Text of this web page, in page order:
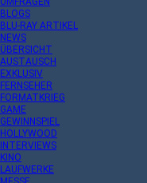
BLOGS
BLU-RAY ARTIKEL
NEWS
ÜBERSICHT
AUSTAUSCH
EXKLUSIV
FERNSEHER
FORMATKRIEG
GAME
GEWINNSPIEL
HOLLYWOOD
INTERVIEWS
KINO
LAUFWERKE